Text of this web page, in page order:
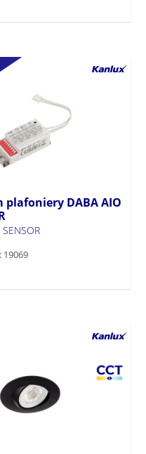
plafoniery DABA AIO